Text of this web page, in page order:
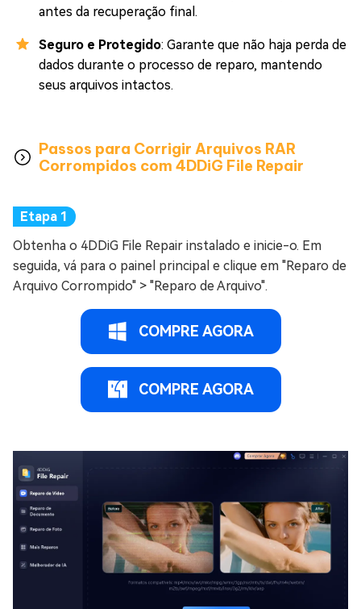
antes da recuperação final.
Seguro e Protegido: Garante que não haja perda de
dados durante o processo de reparo, mantendo
seus arquivos intactos.
Passos para Corrigir Arquivos RAR
Corrompidos com 4DDiG File Repair
Obtenha o 4DDiG File Repair instalado e inicie-o. Em
seguida, vá para o painel principal e clique em "Reparo de
Arquivo Corrompido" > "Reparo de Arquivo".
COMPRE AGORA
COMPRE AGORA